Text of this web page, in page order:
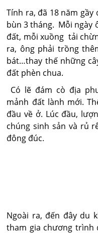
Tính ra, đã 18 năm
bùn 3 tháng. Mỗi ngày
đất, mỗi xuồng tải
ra, ông phải trồng
bát…thay thế những
đất phèn chua.
Có lẽ đám cò địa
mảnh đất lành mới.
đầu về ở. Lúc đầu,
chúng sinh sản và rủ
đông đúc.
Ngoài ra, đến đây du
tham gia chương trình